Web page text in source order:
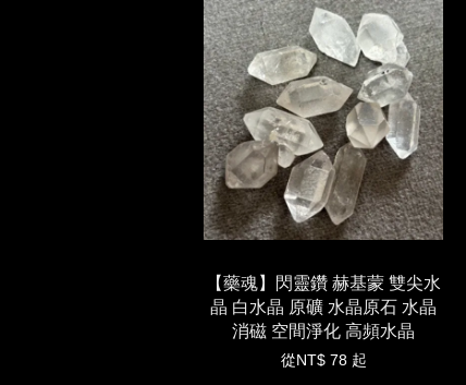
【藥魂】閃靈鑽 赫基蒙 雙尖水
晶 白水晶 原礦 水晶原石 水晶
消磁 空間淨化 高頻水晶
從 NT$ 78 起